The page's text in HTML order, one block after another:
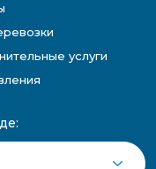
услуги